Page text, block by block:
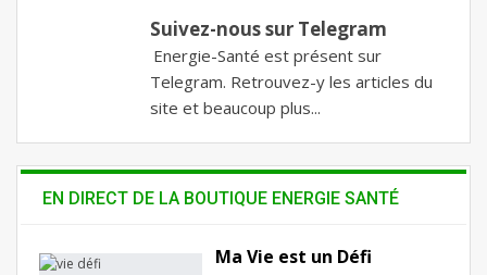
Suivez-nous sur Telegram
Energie-Santé est présent sur
Telegram. Retrouvez-y les articles du
site et beaucoup plus...
EN DIRECT DE LA BOUTIQUE ENERGIE SANTÉ
Ma Vie est un Défi